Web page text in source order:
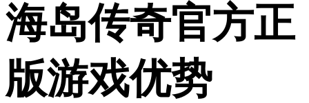
海岛传奇官方正
版游戏优势